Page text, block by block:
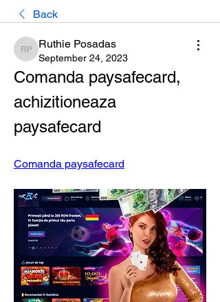
Back
Ruthie Posadas
Ruthie Posadas
September 24, 2023
Comanda paysafecard,
achizitioneaza
paysafecard
Comanda paysafecard